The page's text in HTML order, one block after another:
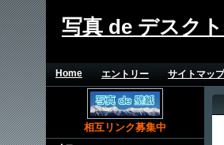
写真 de デスク
Home エントリー サイトマップ
相互リンク募集中